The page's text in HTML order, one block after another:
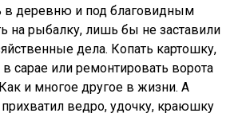
в деревню и под благовидным
на рыбалку, лишь бы не заставили
дела. Копать картошку,
сарае или ремонтировать ворота
и многое другое в жизни. А
ведро, удочку, краюшку